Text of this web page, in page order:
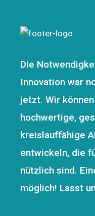
Die
Innovation war
jetzt. Wir
hochwertige,
kreislauffähige
entwickeln, die
nützlich sind.
möglich! Lasst